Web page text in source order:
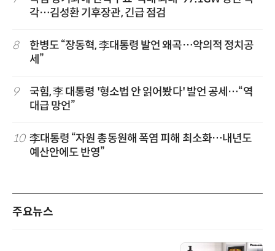
각…김성환 기후장관, 긴급 점검
8
한병도 “장동혁, 李대통령 발언 왜곡…악의적 정치공
세”
9
국힘, 李 대통령 '형소법 안 읽어봤다' 발언 공세…“역
대급 망언”
10 李대통령 “자원 총동원해 폭염 피해 최소화…내년도
예산안에도 반영”
주요뉴스